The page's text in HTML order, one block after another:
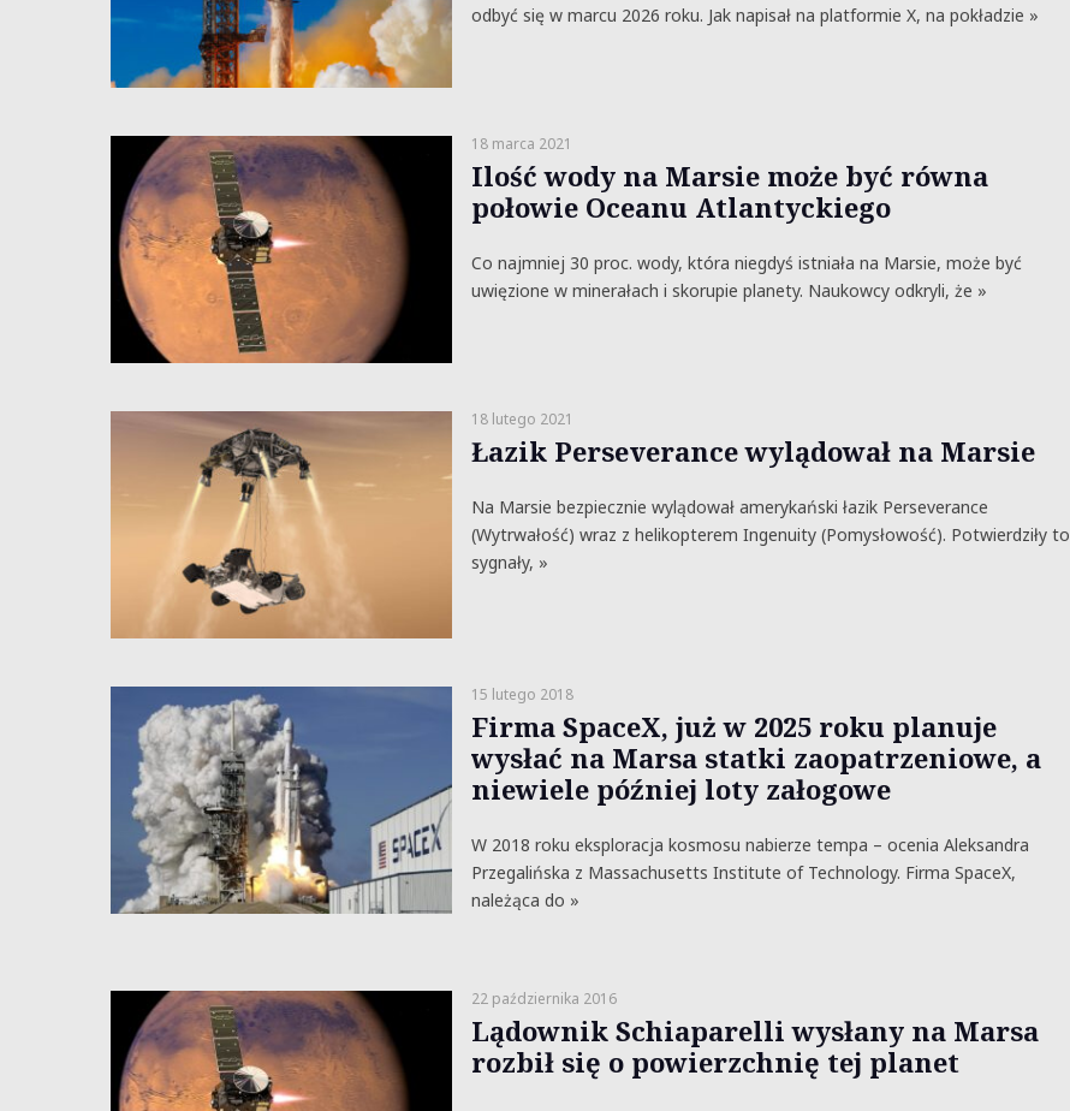
odbyć się w marcu 2026 roku. Jak napisał na platformie X, na pokładzie »
18 marca 2021
Ilość wody na Marsie może być równa
połowie Oceanu Atlantyckiego
Co najmniej 30 proc. wody, która niegdyś istniała na Marsie, może być
uwięzione w minerałach i skorupie planety. Naukowcy odkryli, że »
18 lutego 2021
Łazik Perseverance wylądował na Marsie
Na Marsie bezpiecznie wylądował amerykański łazik Perseverance
(Wytrwałość) wraz z helikopterem Ingenuity (Pomysłowość). Potwierdziły to
sygnały, »
15 lutego 2018
Firma SpaceX, już w 2025 roku planuje
wysłać na Marsa statki zaopatrzeniowe, a
niewiele później loty załogowe
W 2018 roku eksploracja kosmosu nabierze tempa – ocenia Aleksandra
Przegalińska z Massachusetts Institute of Technology. Firma SpaceX,
należąca do »
22 października 2016
Lądownik Schiaparelli wysłany na Marsa
rozbił się o powierzchnię tej planet